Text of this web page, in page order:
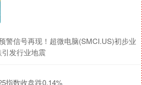
警信号再现！超微电脑(SMCI.US)初步业
发行业地震
指数收盘跌0.14%